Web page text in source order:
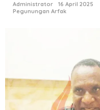
Administrator
16 April 2025
Pegunungan Arfak